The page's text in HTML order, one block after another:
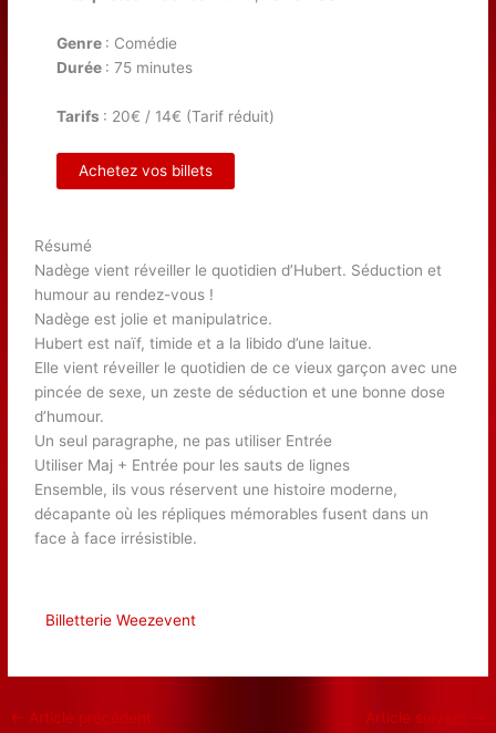
Genre : Comédie
Durée : 75 minutes
Tarifs : 20€ / 14€ (Tarif réduit)
Achetez vos billets
Résumé
Nadège vient réveiller le quotidien d’Hubert. Séduction et
humour au rendez-vous !
Nadège est jolie et manipulatrice.
Hubert est naïf, timide et a la libido d’une laitue.
Elle vient réveiller le quotidien de ce vieux garçon avec une
pincée de sexe, un zeste de séduction et une bonne dose
d’humour.
Un seul paragraphe, ne pas utiliser Entrée
Utiliser Maj + Entrée pour les sauts de lignes
Ensemble, ils vous réservent une histoire moderne,
décapante où les répliques mémorables fusent dans un
face à face irrésistible.
Billetterie Weezevent
← Article précédent Article suivant →